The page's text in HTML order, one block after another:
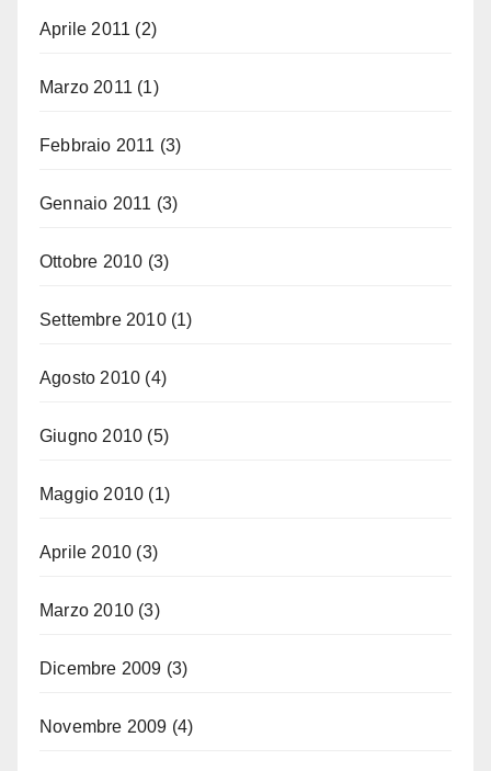
Aprile 2011 (2)
Marzo 2011 (1)
Febbraio 2011 (3)
Gennaio 2011 (3)
Ottobre 2010 (3)
Settembre 2010(1)
Agosto 2010 (4)
Giugno 2010 (5)
Maggio 2010 (1)
Aprile 2010 (3)
Marzo 2010 (3)
Dicembre 2009 (3)
Novembre 2009 (4)